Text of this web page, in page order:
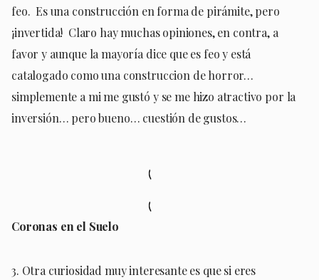
feo. Es una construcción en forma de pirámite, pero
¡invertida! Claro hay muchas opiniones, en contra, a
favor y aunque la mayoría dice que es feo y está
catalogado como una construccion de horror…
simplemente a mi me gustó y se me hizo atractivo por la
inversión… pero bueno… cuestión de gustos…
Coronas en el Suelo
3. Otra curiosidad muy interesante es que si eres